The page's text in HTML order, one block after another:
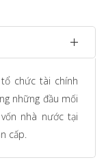
chức tài chính
những đầu mối
nhà nước tại
cấp.